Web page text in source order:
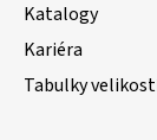
Katalogy
Kariéra
Tabulky